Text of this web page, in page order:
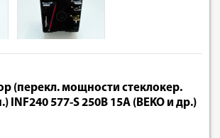
(перекл. мощности стеклокер.
INF240 577-S 250В 15A (BEKO и др.)